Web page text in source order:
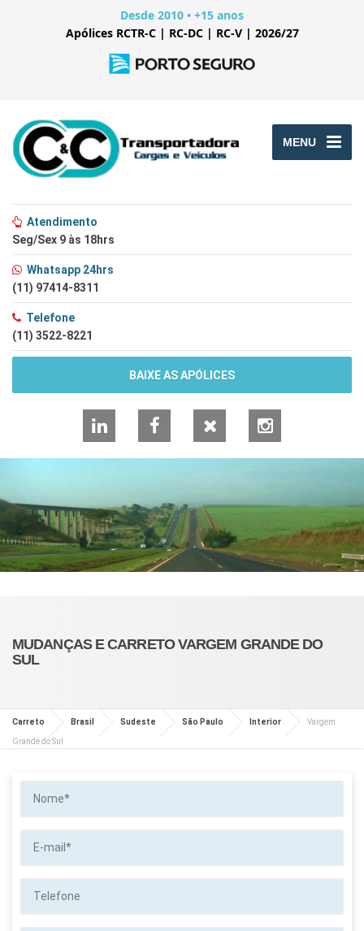
Desde 2010 • +15 anos
Apólices RCTR-C | RC-DC | RC-V | 2026/27
MENU
Atendimento
Seg/Sex 9 às 18hrs
Whatsapp 24hrs
(11) 97414-8311
Telefone
(11) 3522-8221
BAIXE AS APÓLICES
LinkedInFacebook Instagram
MUDANÇAS E CARRETO VARGEM GRANDE DO
SUL
Carreto Brasil Sudeste São Paulo Interior Vargem
Grande do Sul
mail*